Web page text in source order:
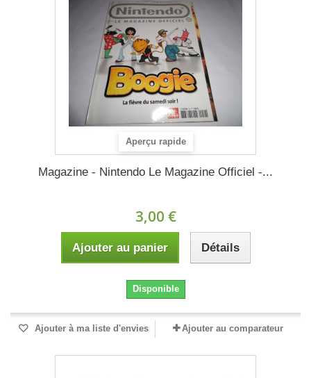
Aperçu rapide
Magazine - Nintendo Le Magazine Officiel -...
3,00 €
Ajouter au panier Détails
Disponible
Ajouter à ma liste d'envies Ajouter au comparateur